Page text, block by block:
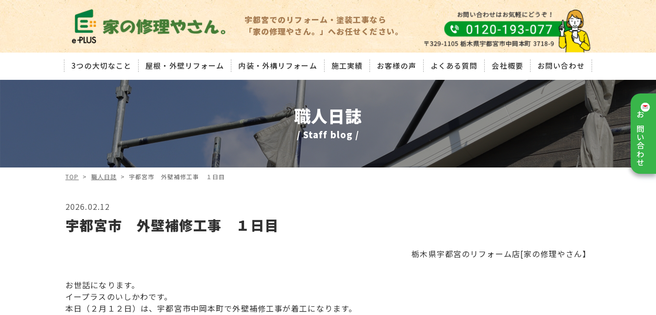
宇都宮でのリフォーム・塗装工事なら
「家の修理やさん。」へお任せください。
3つの大切なこと 屋根・外壁リフォーム 内装・外構リフォーム 施工実績 お客様の声 よくある質問 会社概要 お問い合わせ
お問い合わせ
職人日誌
/ Staff blog /
TOP > 職人日誌 > 宇都宮市 外壁補修工事 １日目
2026.02.12
宇都宮市 外壁補修工事 １日目
栃木県宇都宮のリフォーム店[家の修理やさん】
お世話になります。
イープラスのいしかわです。
本日（２月１２日）は、宇都宮市中岡本町で外壁補修工事が着工になります。